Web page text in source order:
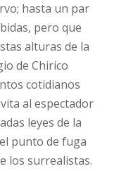
hasta un par
pero que
alturas de la
de Chirico
cotidianos
al espectador
leyes de la
punto de fuga
los surrealistas.